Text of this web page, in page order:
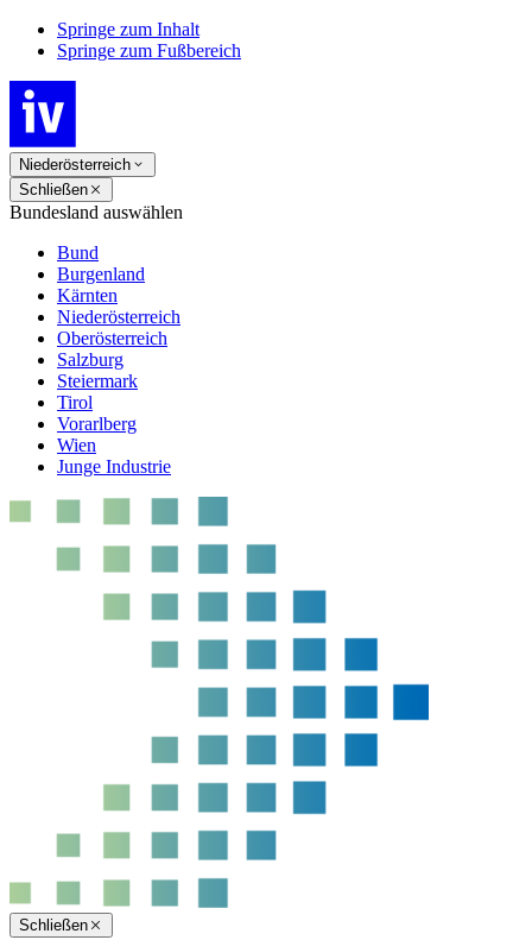
Springe zum Inhalt
Springe zum Fußbereich
Niederösterreich
Schließen
Bundesland auswählen
Bund
Burgenland
Kärnten
Niederösterreich
Oberösterreich
Salzburg
Steiermark
Tirol
Vorarlberg
Wien
Junge Industrie
Schließen